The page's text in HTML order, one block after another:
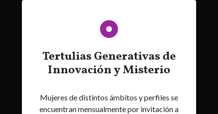
Tertulias Generativas de
Innovación y Misterio
Mujeres de distintos ámbitos y perfiles se
encuentran mensualmente por invitación a